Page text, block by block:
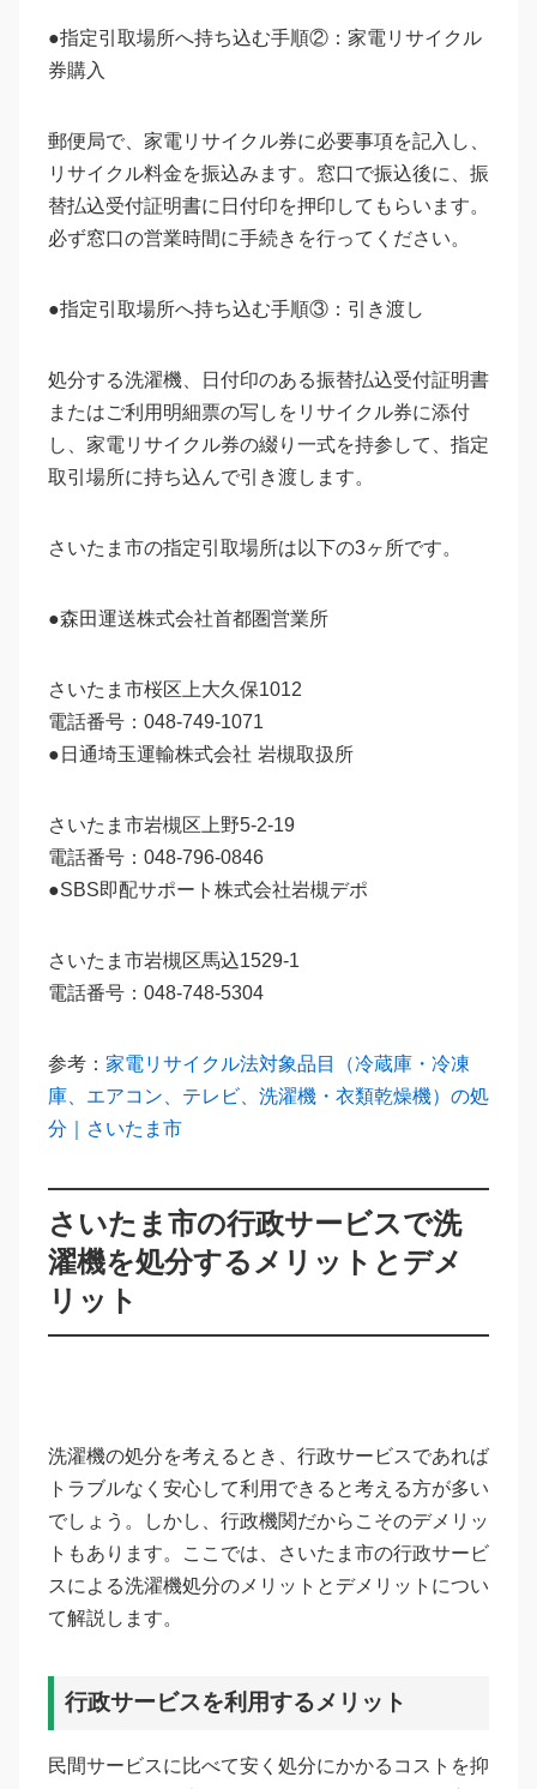
●指定引取場所へ持ち込む手順②：家電リサイクル
券購入
郵便局で、家電リサイクル券に必要事項を記入し、
リサイクル料金を振込みます。窓口で振込後に、振
替払込受付証明書に日付印を押印してもらいます。
必ず窓口の営業時間に手続きを行ってください。
●指定引取場所へ持ち込む手順③：引き渡し
処分する洗濯機、日付印のある振替払込受付証明書
またはご利用明細票の写しをリサイクル券に添付
し、家電リサイクル券の綴り一式を持参して、指定
取引場所に持ち込んで引き渡します。
さいたま市の指定引取場所は以下の3ヶ所です。
●森田運送株式会社首都圏営業所
さいたま市桜区上大久保1012
電話番号：048-749-1071
●日通埼玉運輸株式会社 岩槻取扱所
さいたま市岩槻区上野5-2-19
電話番号：048-796-0846
●SBS即配サポート株式会社岩槻デポ
さいたま市岩槻区馬込1529-1
電話番号：048-748-5304
参考： 家電リサイクル法対象品目（冷蔵庫・冷凍
庫、エアコン、テレビ、洗濯機・衣類乾燥機）の処
分｜さいたま市
さいたま市の行政サービスで洗
濯機を処分するメリットとデメ
リット
洗濯機の処分を考えるとき、行政サービスであれば
トラブルなく安心して利用できると考える方が多い
でしょう。しかし、行政機関だからこそのデメリッ
トもあります。ここでは、さいたま市の行政サービ
スによる洗濯機処分のメリットとデメリットについ
て解説します。
行政サービスを利用するメリット
民間サービスに比べて安く処分にかかるコストを抑